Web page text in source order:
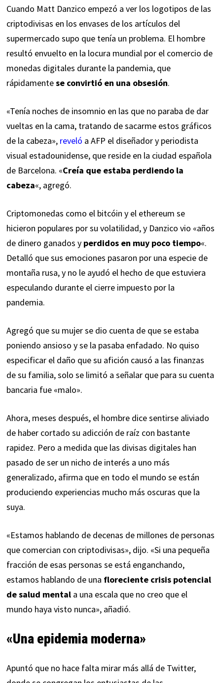
Cuando Matt Danzico empezó a ver los logotipos de las
criptodivisas en los envases de los artículos del
supermercado supo que tenía un problema. El hombre
resultó envuelto en la locura mundial por el comercio de
monedas digitales durante la pandemia, que
rápidamentese convirtió en una obsesión.
«Tenía noches de insomnio en las que no paraba de dar
vueltas en la cama, tratando de sacarme estos gráficos
de la cabeza», reveló a AFP el diseñador y periodista
visual estadounidense, que reside en la ciudad española
de Barcelona. «Creía que estaba perdiendo la
cabeza«, agregó.
Criptomonedas como el bitcóin y el ethereum se
hicieron populares por su volatilidad, y Danzico vio «años
de dinero ganados y perdidos en muy poco tiempo«.
Detalló que sus emociones pasaron por una especie de
montaña rusa, y no le ayudó el hecho de que estuviera
especulando durante el cierre impuesto por la
pandemia.
Agregó que su mujer se dio cuenta de que se estaba
poniendo ansioso y se la pasaba enfadado. No quiso
especificar el daño que su afición causó a las finanzas
de su familia, solo se limitó a señalar que para su cuenta
bancaria fue «malo».
Ahora, meses después, el hombre dice sentirse aliviado
de haber cortado su adicción de raíz con bastante
rapidez. Pero a medida que las divisas digitales han
pasado de ser un nicho de interés a uno más
generalizado, afirma que en todo el mundo se están
produciendo experiencias mucho más oscuras que la
suya.
«Estamos hablando de decenas de millones de personas
que comercian con criptodivisas», dijo. «Si una pequeña
fracción de esas personas se está enganchando,
estamos hablando de una floreciente crisis potencial
de salud mentala una escala que no creo que el
mundo haya visto nunca», añadió.
«Una epidemia moderna»
Apuntó que no hace falta mirar más allá de Twitter,